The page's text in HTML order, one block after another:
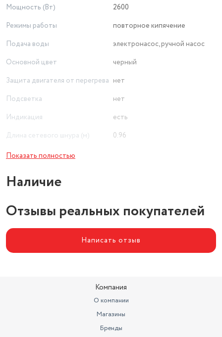
Мощность (Вт)
2600
Режимы работы
повторное кипячение
Подача воды
электронасос, ручной насос
Основной цвет
черный
Защита двигателя от перегрева нет
Подсветка
нет
Индикация
есть
Длина сетевого шнура (м)
0.96
Электропитание
Показать полностью
Наличие
Отзывы реальных покупателей
Написать отзыв
Компания
О компании
Магазины
Бренды